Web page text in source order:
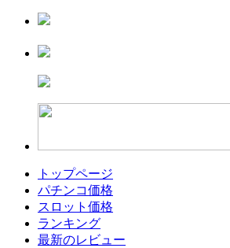
トップページ
パチンコ価格
スロット価格
ランキング
最新のレビュー